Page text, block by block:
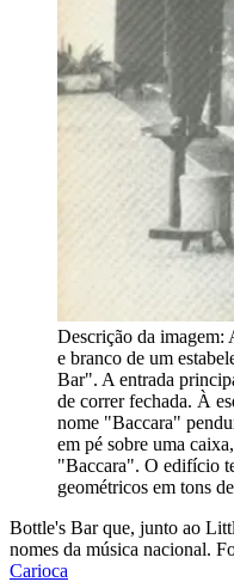
Descrição da imagem:
e branco de um
Bar". A entrada
de correr fechada. À
nome "Baccara"
em pé sobre uma
"Baccara". O edifício
geométricos em tons
Bottle's Bar que, junto ao
nomes da música nacional.
Carioca